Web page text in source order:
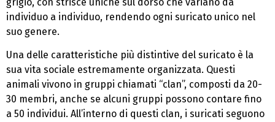
individuo a individuo, rendendo ogni suricato unico nel
suo genere.
Una delle caratteristiche più distintive del suricato è la
sua vita sociale estremamente organizzata. Questi
animali vivono in gruppi chiamati “clan”, composti da 20-
30 membri, anche se alcuni gruppi possono contare fino
a 50 individui. All’interno di questi clan, i suricati seguono